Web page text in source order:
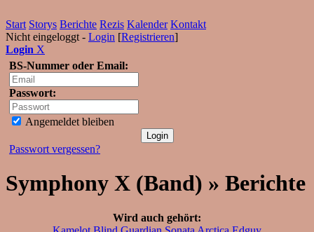
Start Storys Berichte Rezis Kalender Kontakt
Nicht eingeloggt - Login [Registrieren]
Login X
BS-Nummer oder Email:
Passwort:
Angemeldet bleiben
Passwort vergessen?
Symphony X (Band) » Berichte
Wird auch gehört: